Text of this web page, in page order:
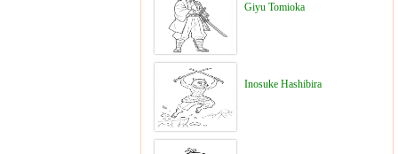
Giyu Tomioka
Inosuke Hashibira